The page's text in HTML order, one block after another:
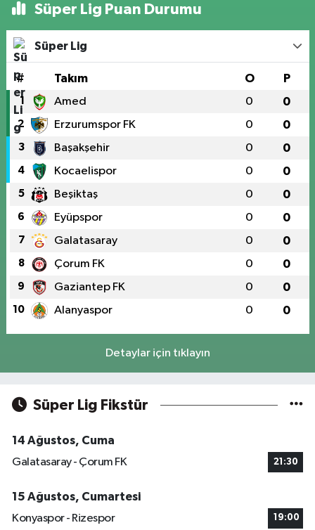
Süper Lig Puan Durumu
Süper Lig
# Takım O P
1 Amed 0 0
2 Erzurumspor FK 0 0
3 Başakşehir 0 0
4 Kocaelispor 0 0
5 Beşiktaş 0 0
6 Eyüpspor 0 0
7 Galatasaray 0 0
8 Çorum FK 0 0
9 Gaziantep FK 0 0
10 Alanyaspor 0 0
Detaylar için tıklayın
Süper Lig Fikstür
14 Ağustos, Cuma
Galatasaray - Çorum FK
21:30
15 Ağustos, Cumartesi
Konyaspor - Rizespor
19:00